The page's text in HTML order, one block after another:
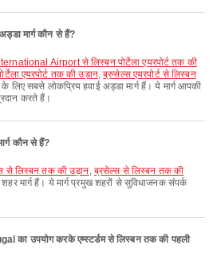
मार्ग कौन से हैं?
एयरपोर्ट तक की उड़ान,ब्रुसेल्स एयरपोर्ट से लिस्बन
लिए सबसे लोकप्रिय हवाई अड्डा मार्ग हैं। ये मार्ग आपकी
करते हैं।
कौन से हैं?
से लिस्बन तक की उड़ान, ब्रसेल्स से लिस्बन तक की
मार्ग हैं। ये मार्ग प्रमुख शहरों से सुविधाजनक संपर्क
का उपयोग करके एम्स्टर्डम से लिस्बन तक की पहली